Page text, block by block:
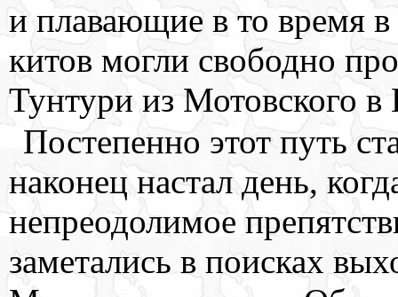
и плавающие в то время
китов могли свободно
Тунтури из Мотовского в
Постепенно этот путь
наконец настал день,
непреодолимое
заметались в поисках